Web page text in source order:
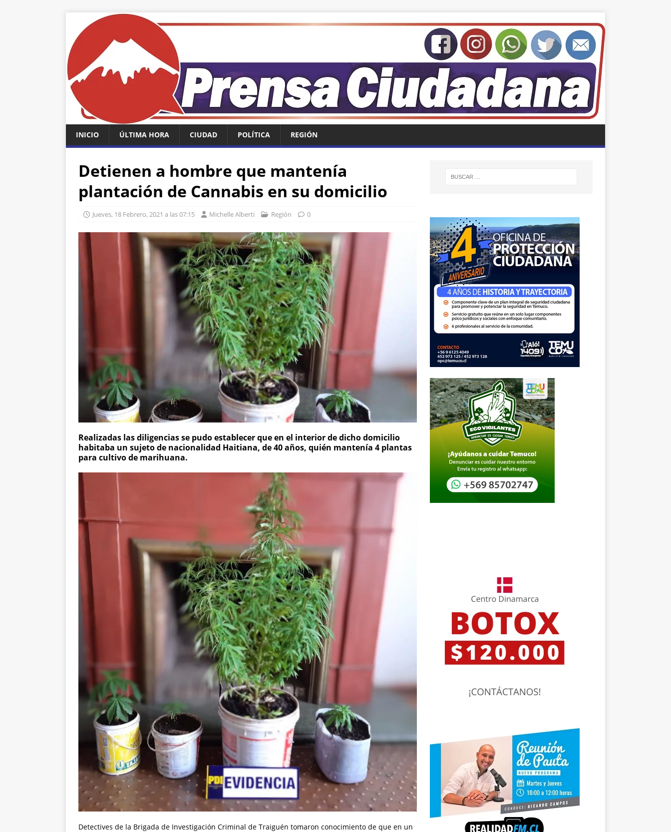
INICIO ÚLTIMA HORA CIUDAD POLÍTICA REGIÓN
Detienen a hombre que mantenía
plantación de Cannabis en su domicilio
Jueves, 18 Febrero, 2021 a las 07:15 Michelle Alberti Región 0
Realizadas las diligencias se pudo establecer que en el interior de dicho domicilio
habitaba un sujeto de nacionalidad Haitiana, de 40 años, quién mantenía 4 plantas
para cultivo de marihuana.
Detectives de la Brigada de Investigación Criminal de Traiguén tomaron conocimiento de que en un